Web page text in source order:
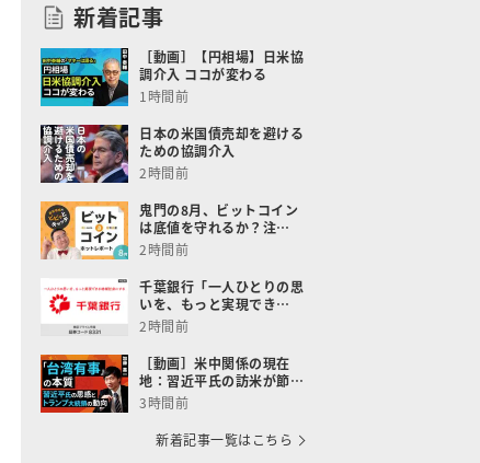
新着記事
［動画］【円相場】日米協
調介入 ココが変わる
1時間前
日本の米国債売却を避ける
ための協調介入
2時間前
鬼門の8月、ビットコイン
は底値を守れるか？注…
2時間前
千葉銀行「一人ひとりの思
いを、もっと実現でき…
2時間前
［動画］米中関係の現在
地：習近平氏の訪米が節…
3時間前
新着記事一覧はこちら